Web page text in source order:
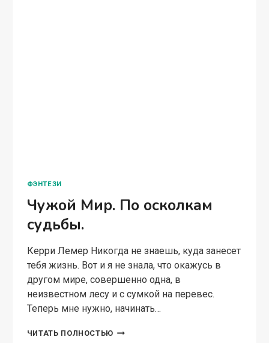
ФЭНТЕЗИ
Чужой Мир. По осколкам
судьбы.
Керри Лемер Никогда не знаешь, куда занесет
тебя жизнь. Вот и я не знала, что окажусь в
другом мире, совершенно одна, в
неизвестном лесу и с сумкой на перевес.
Теперь мне нужно, начинать…
ЧИТАТЬ ПОЛНОСТЬЮ ЧУЖОЙ